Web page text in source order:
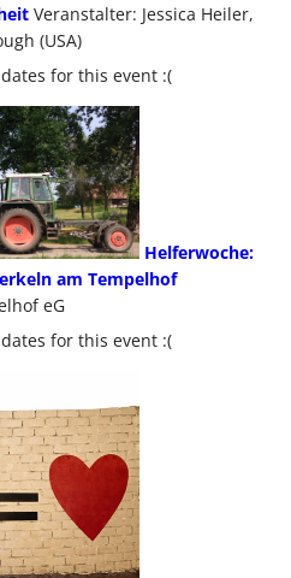
Veranstalter: Jessica Heiler,
(USA)
for this event :(
Helferwoche:
am Tempelhof
eG
for this event :(